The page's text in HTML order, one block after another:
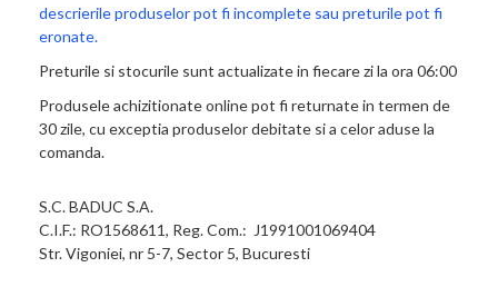
descrierile produselor pot fi incomplete sau preturile pot fi
eronate.
Preturile si stocurile sunt actualizate in fiecare zi la ora 06:00
Produsele achizitionate online pot fi returnate in termen de
30 zile, cu exceptia produselor debitate si a celor aduse la
comanda.
S.C. BADUC S.A.
C.I.F.: RO1568611, Reg. Com.: J1991001069404
Str. Vigoniei, nr 5-7, Sector 5, Bucuresti